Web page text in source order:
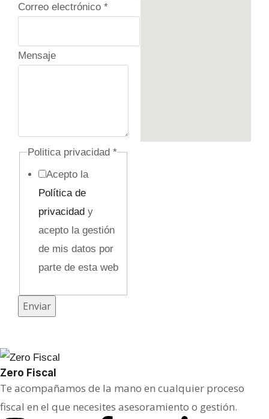
Correo electrónico *
/Mensaje
Politica privacidad *
Acepto la
Política de
privacidady
acepto la gestión
de mis datos por
parte de esta web
Enviar
Zero Fiscal
Te acompañamos de la mano en cualquier proceso
fiscal en el que necesites asesoramiento o gestión.